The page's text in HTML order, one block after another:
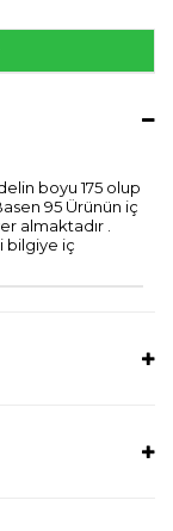
boyu 175 olup
95 Ürünün iç
almaktadır .
bilgiye iç